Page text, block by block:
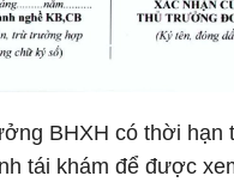
BHXH có thời
tái khám để được